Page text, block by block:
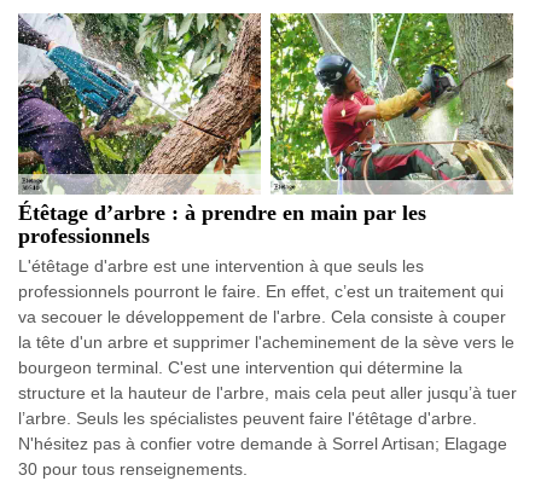
Étêtage d’arbre : à prendre en main par les
professionnels
L'étêtage d'arbre est une intervention à que seuls les
professionnels pourront le faire. En effet, c’est un traitement qui
va secouer le développement de l'arbre. Cela consiste à couper
la tête d'un arbre et supprimer l'acheminement de la sève vers le
bourgeon terminal. C'est une intervention qui détermine la
structure et la hauteur de l'arbre, mais cela peut aller jusqu’à tuer
l’arbre. Seuls les spécialistes peuvent faire l'étêtage d'arbre.
N'hésitez pas à confier votre demande à Sorrel Artisan; Elagage
30 pour tous renseignements.